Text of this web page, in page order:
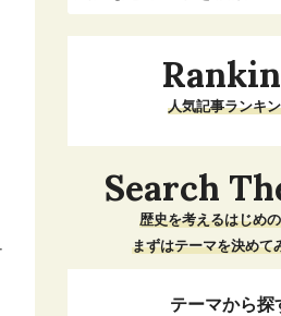
人気記事ランキ
Search
歴史を考えるはじめ
まずはテーマを決めて
テーマから探